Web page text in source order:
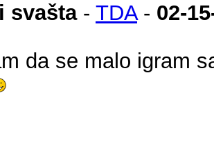
svašta- TDA- 02-
da se malo igram